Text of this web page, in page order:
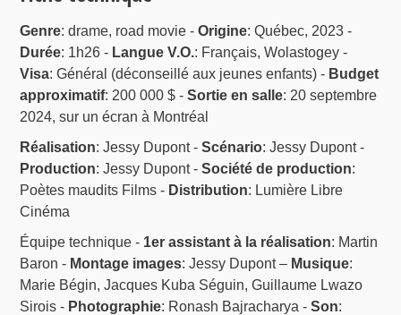
Genre: drame, road movie -Origine: Québec, 2023 -
Durée: 1h26 - Langue V.O.: Français, Wolastogey -
Visa: Général (déconseillé aux jeunes enfants) - Budget
approximatif: 200 000 $ -Sortie en salle: 20 septembre
2024, sur un écran à Montréal
Réalisation: Jessy Dupont -Scénario: Jessy Dupont -
Production: Jessy Dupont -Société de production:
Poètes maudits Films - Distribution: Lumière Libre
Cinéma
Équipe technique - 1er assistant à la réalisation: Martin
Baron - Montage images: Jessy Dupont – Musique:
Marie Bégin, Jacques Kuba Séguin, Guillaume Lwazo
Sirois - Photographie: Ronash Bajracharya -Son: